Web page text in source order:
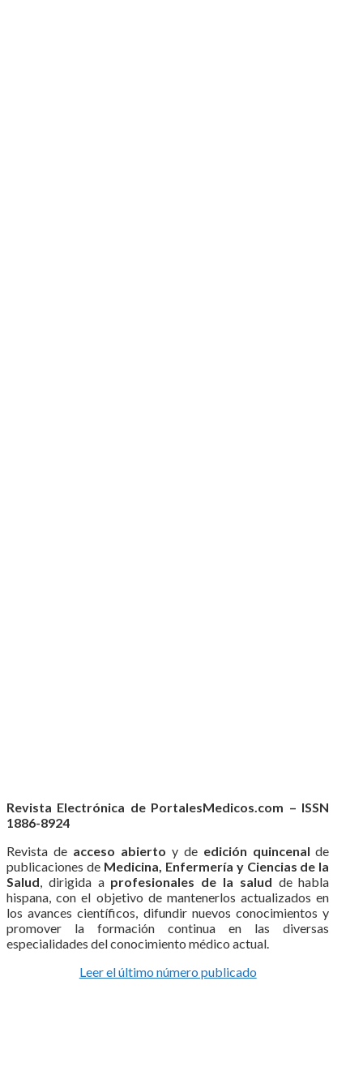
Revista Electrónica de PortalesMedicos.com – ISSN
1886-8924
Revista de acceso abierto y de edición quincenal de
publicaciones de Medicina, Enfermería y Ciencias de la
Salud , dirigida a profesionales de la salud de habla
hispana, con el objetivo de mantenerlos actualizados en
los avances científicos, difundir nuevos conocimientos y
promover la formación continua en las diversas
especialidades del conocimiento médico actual.
Leer el último número publicado